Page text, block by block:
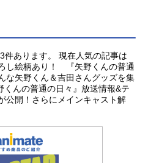
件あります。 現在人気の記事は
し絵柄あり！ 『矢野くんの普通
な矢野くん＆吉田さんグッズを集
んの普通の日々』放送情報&テ
公開！さらにメインキャスト解